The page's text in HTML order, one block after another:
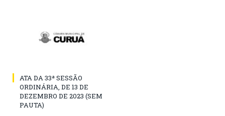
ATA DA 33ª SESSÃO
ORDINÁRIA, DE 13 DE
DEZEMBRO DE 2023 (SEM
PAUTA)